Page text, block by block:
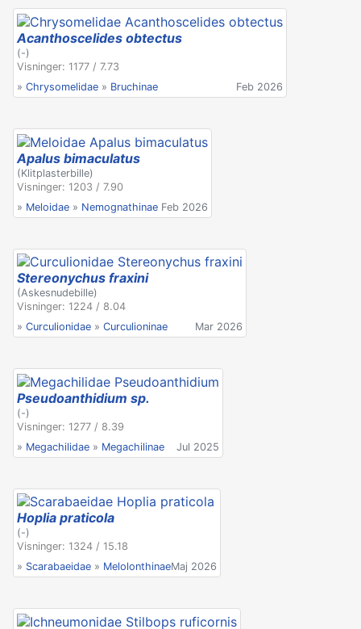
Acanthoscelides obtectus
(-)
Visninger: 1177 / 7.73
» Chrysomelidae » Bruchinae Feb 2026
Apalus bimaculatus
(Klitplasterbille)
Visninger: 1203 / 7.90
» Meloidae » Nemognathinae Feb 2026
Stereonychus fraxini
(Askesnudebille)
Visninger: 1224 / 8.04
» Curculionidae » Curculioninae Mar 2026
Pseudoanthidium sp.
(-)
Visninger: 1277 / 8.39
» Megachilidae » Megachilinae Jul 2025
Hoplia praticola
(-)
Visninger: 1324 / 15.18
» Scarabaeidae » MelolonthinaeMaj 2026